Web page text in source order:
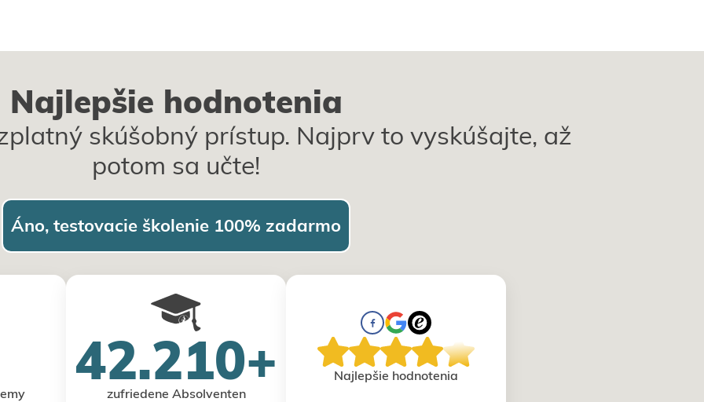
Najlepšie hodnotenia
skúšobný prístup. Najprv to vyskúšajte, až
potom sa učte!
Áno, testovacie školenie 100% zadarmo
42.210+
zufriedene Absolventen
Najlepšie hodnotenia